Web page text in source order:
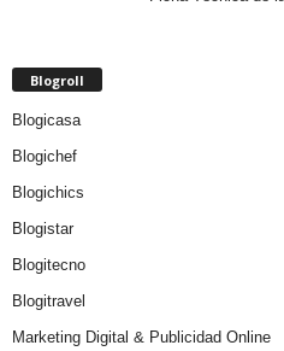
Blogroll
Blogicasa
Blogichef
Blogichics
Blogistar
Blogitecno
Blogitravel
Marketing Digital & Publicidad Online